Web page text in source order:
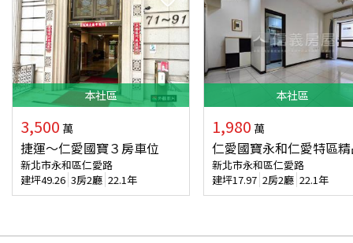
本社區
3,500 萬
捷運～仁愛國寶３房車位
新北市永和區仁愛路
建坪49.26 3房2廳 22.1年
本社區
1,980 萬
仁愛國寶永和仁愛特區
新北市永和區仁愛路
建坪17.97 2房2廳 22.1年